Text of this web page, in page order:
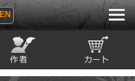
EN
絵師 カート